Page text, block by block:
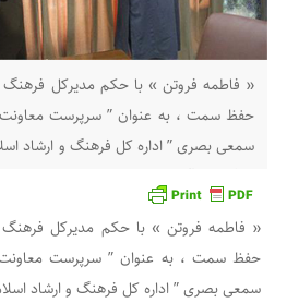
« فاطمه فروتن » با حکم مدیرکل فرهنگ و
حفظ سمت ، به عنوان ” سرپرست معاونت
سمعی بصری ” اداره کل فرهنگ و ارشاد
اسلامی گیلان روز دوشنبه
« فاطمه فروتن » با حکم مدیرکل فرهنگ و
حفظ سمت ، به عنوان ” سرپرست معاونت
سمعی بصری ” اداره کل فرهنگ و ارشاد